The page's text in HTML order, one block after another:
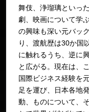
舞伎、浄瑠璃といっ
劇、映画について学
の興味も深い元バッ
り、渡航歴は30か国
に触れるうち、逆に
と広がる。現在は、
国際ビジネス経験を
足を運び、日本各地
動、ものについて、